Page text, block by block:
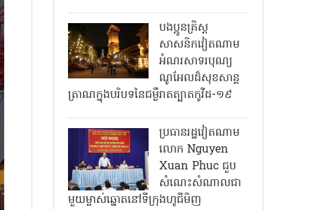
បងប្អូនគ្រិស្ត
សាសនិកវៀតណាម
អំណរសាទរបុណ្យ
ណូអែលដ៏សុខសាន្ត
ត្រាណក្នុងបរិបទនៃជម្ងឺរាតត្បាតកូវីដ-១៩
ប្រធានរដ្ឋវៀតណាម
លោក Nguyen
Xuan Phuc ជួប
សំណេះសំណាលជា
មួយម្ចាស់ឆ្នោតនៅទីក្រុងហូជីមិញ